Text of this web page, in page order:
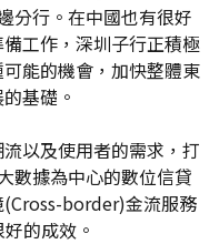
分行。在中國也有很好
工作，深圳子行正積極
能的機會，加快整體東
基礎。
以及使用者的需求，打
數據為中心的數位信貸
border)金流服務
的成效。